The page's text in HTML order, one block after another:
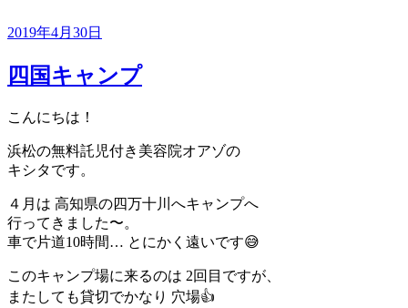
投
日:
2019年4月30日
四国キャンプ
こんにちは！
浜松の無料託児付き美容院オアゾの
キシタです。
４月は 高知県の四万十川へキャンプへ
行ってきました〜。
車で片道10時間… とにかく遠いです😅
このキャンプ場に来るのは 2回目ですが、
またしても貸切でかなり 穴場👍